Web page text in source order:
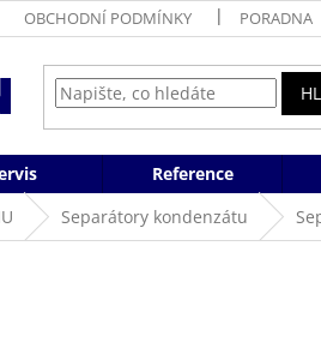
OBCHODNÍ PODMÍNKY PORADNA
Reference
Separátory kondenzátu